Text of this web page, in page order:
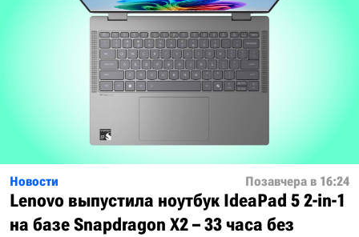
Новости Позавчера в 16:24
Lenovo выпустила ноутбук IdeaPad 5 2-in-1
на базе Snapdragon X2 – 33 часа без